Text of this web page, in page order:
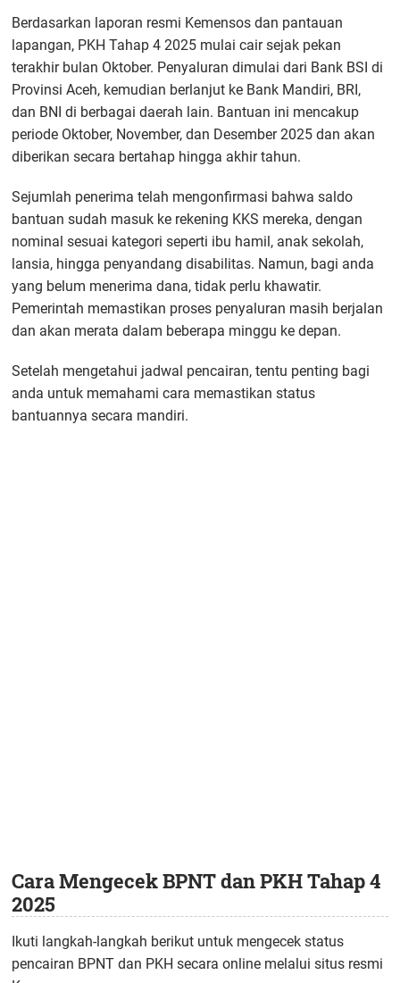
Berdasarkan laporan resmi Kemensos dan pantauan
lapangan, PKH Tahap 4 2025 mulai cair sejak pekan
terakhir bulan Oktober. Penyaluran dimulai dari Bank BSI di
Provinsi Aceh, kemudian berlanjut ke Bank Mandiri, BRI,
dan BNI di berbagai daerah lain. Bantuan ini mencakup
periode Oktober, November, dan Desember 2025 dan akan
diberikan secara bertahap hingga akhir tahun.
Sejumlah penerima telah mengonfirmasi bahwa saldo
bantuan sudah masuk ke rekening KKS mereka, dengan
nominal sesuai kategori seperti ibu hamil, anak sekolah,
lansia, hingga penyandang disabilitas. Namun, bagi anda
yang belum menerima dana, tidak perlu khawatir.
Pemerintah memastikan proses penyaluran masih berjalan
dan akan merata dalam beberapa minggu ke depan.
Setelah mengetahui jadwal pencairan, tentu penting bagi
anda untuk memahami cara memastikan status
bantuannya secara mandiri.
Cara Mengecek BPNT dan PKH Tahap 4
2025
Ikuti langkah-langkah berikut untuk mengecek status
pencairan BPNT dan PKH secara online melalui situs resmi